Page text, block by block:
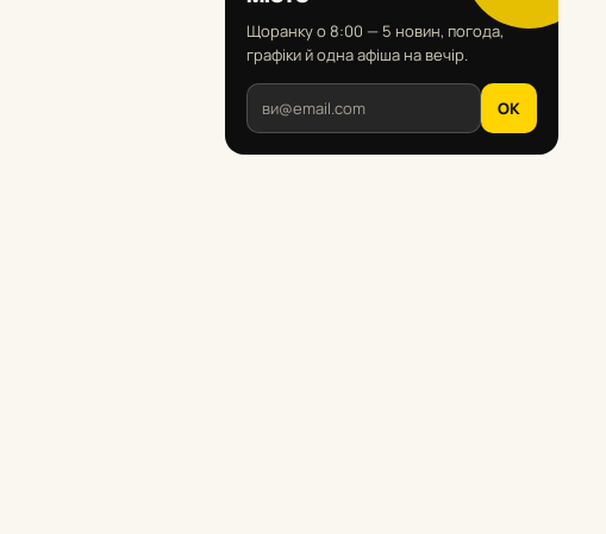
Щоранку о 8:00 — 5 новин, погода,
графіки й одна афіша на вечір.
OK